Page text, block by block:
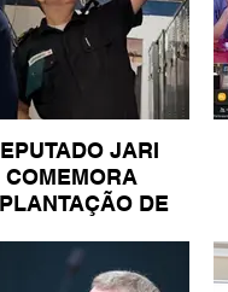
JARI
COMEMORA
DE